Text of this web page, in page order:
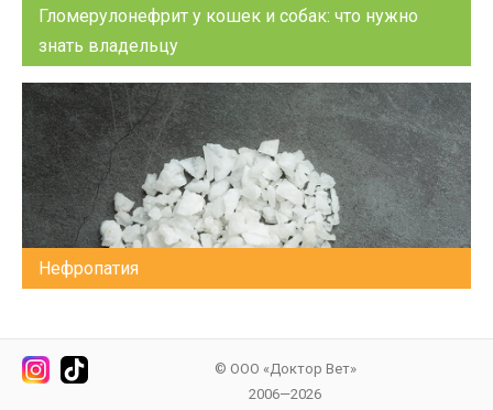
Гломерулонефрит у кошек и собак: что нужно
знать владельцу
Нефропатия
© ООО «Доктор Вет»
2006—2026